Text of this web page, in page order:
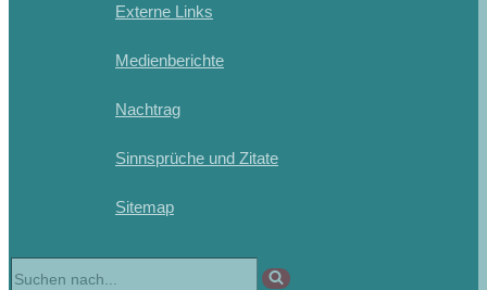
Externe Links
Medienberichte
Nachtrag
Sinnsprüche und Zitate
Sitemap